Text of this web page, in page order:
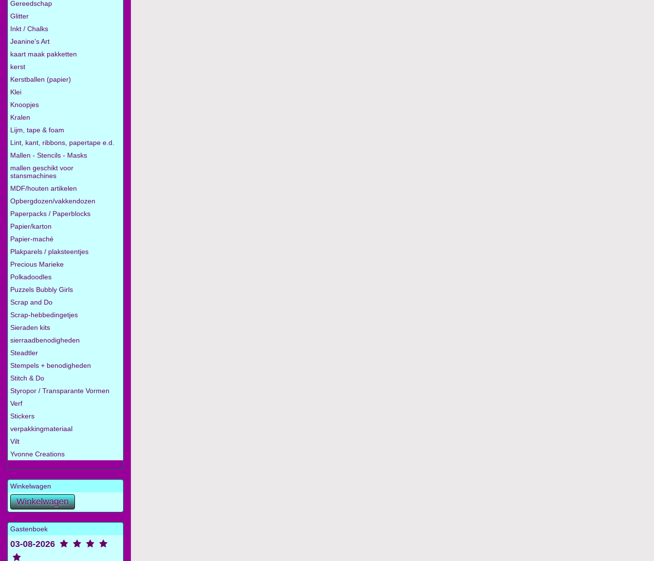
Gereedschap
Glitter
Inkt / Chalks
Jeanine's Art
kaart maak pakketten
kerst
Kerstballen (papier)
Klei
Knoopjes
Kralen
Lijm, tape & foam
Lint, kant, ribbons, papertape e.d.
Mallen - Stencils - Masks
mallen geschikt voor
stansmachines
MDF/houten artikelen
Opbergdozen/vakkendozen
Paperpacks / Paperblocks
Papier/karton
Papier-maché
Plakparels / plaksteentjes
Precious Marieke
Polkadoodles
Puzzels Bubbly Girls
Scrap and Do
Scrap-hebbedingetjes
Sieraden kits
sierraadbenodigheden
Steadtler
Stempels + benodigheden
Stitch & Do
Styropor / Transparante Vormen
Verf
Stickers
verpakkingmateriaal
Vilt
Yvonne Creations
Winkelwagen
Gastenboek
03-08-2026